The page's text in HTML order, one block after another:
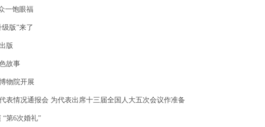
一饱眼福
版”来了
版
故事
物院开展
表情况通报会 为代表出席十三届全国人大五次会议作准备
第6次婚礼”